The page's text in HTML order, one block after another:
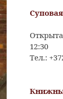
12:30
Тел.: